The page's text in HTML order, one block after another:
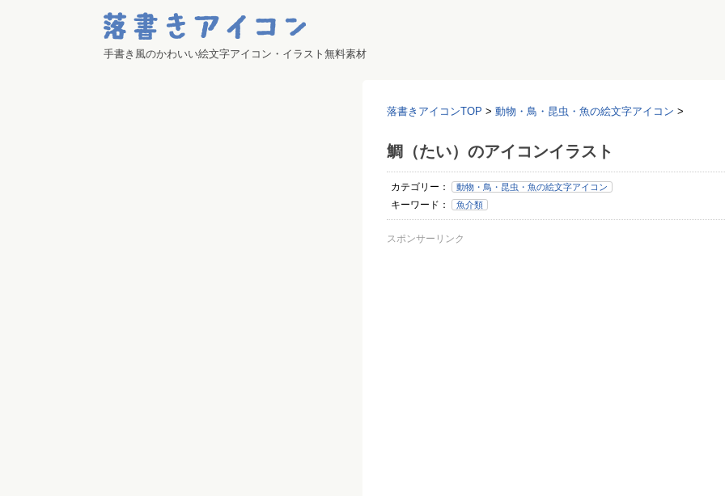
手書き風のかわいい絵文字アイコン・イラスト無料素材
落書きアイコンTOP > 動物・鳥・昆虫・魚の絵文字アイコン >
鯛（たい）のアイコンイラスト
カテゴリー： 動物・鳥・昆虫・魚の絵文字アイコン
キーワード： 魚介類
スポンサーリンク